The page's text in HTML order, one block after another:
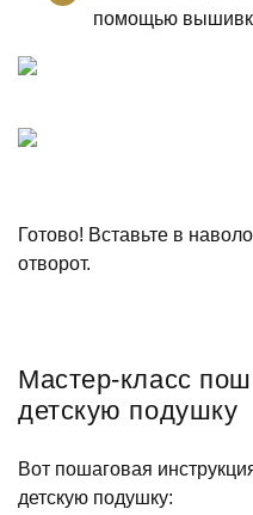
помощью
Готово! Вставьте в
отворот.
Мастер-класс
детскую подушку
Вот пошаговая
детскую подушку: